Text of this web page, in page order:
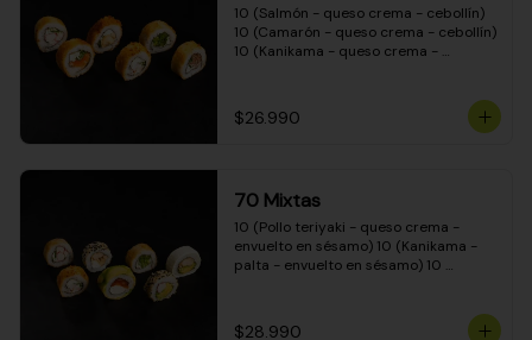
10 (Salmón - queso crema - cebollín)
10 (Camarón - queso crema - cebollín)
10 (Kanikama - queso crema -
crema - cebollín) 10 (Carne - queso
crema - cebollín)
$26.990
70 Mixtas
10 (Pollo teriyaki - queso crema -
envuelto en sésamo) 10 (Kanikama -
palta - envuelto en sésamo) 10
- envuelto en queso crema) 10
$28.990